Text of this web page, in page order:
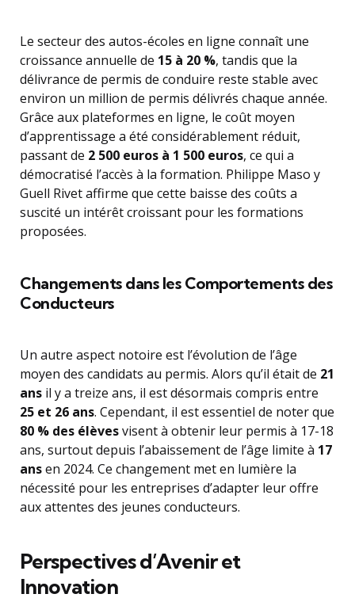
Le secteur des autos-écoles en ligne connaît une
croissance annuelle de 15 à 20 %, tandis que la
délivrance de permis de conduire reste stable avec
environ un million de permis délivrés chaque année.
Grâce aux plateformes en ligne, le coût moyen
d’apprentissage a été considérablement réduit,
passant de 2 500 euros à 1 500 euros, ce qui a
démocratisé l’accès à la formation. Philippe Maso y
Guell Rivet affirme que cette baisse des coûts a
suscité un intérêt croissant pour les formations
proposées.
Changements dans les Comportements des
Conducteurs
Un autre aspect notoire est l’évolution de l’âge
moyen des candidats au permis. Alors qu’il était de 21
ans il y a treize ans, il est désormais compris entre
25 et 26 ans. Cependant, il est essentiel de noter que
80 % des élèvesvisent à obtenir leur permis à 17-18
ans, surtout depuis l’abaissement de l’âge limite à 17
ansen 2024. Ce changement met en lumière la
nécessité pour les entreprises d’adapter leur offre
aux attentes des jeunes conducteurs.
Perspectives d’Avenir et
Innovation